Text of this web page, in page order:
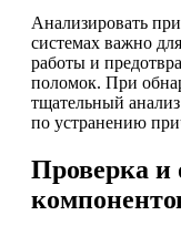
Анализировать
системах важно
работы и
поломок. При
тщательный
по устранению
Проверка и